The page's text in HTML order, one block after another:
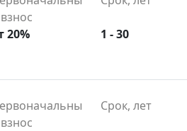
20% 1 - 30
Срок, лет